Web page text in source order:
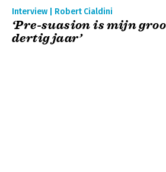
Interview | Robert Cialdini
‘Pre-suasion is mijn
dertig jaar’